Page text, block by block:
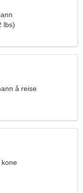
lbs)
å reise
kone